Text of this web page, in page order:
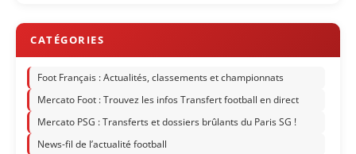
Foot Français : Actualités, classements et championnats
Mercato Foot : Trouvez les infos Transfert football en direct
Mercato PSG : Transferts et dossiers brûlants du Paris SG !
News-fil de l’actualité football